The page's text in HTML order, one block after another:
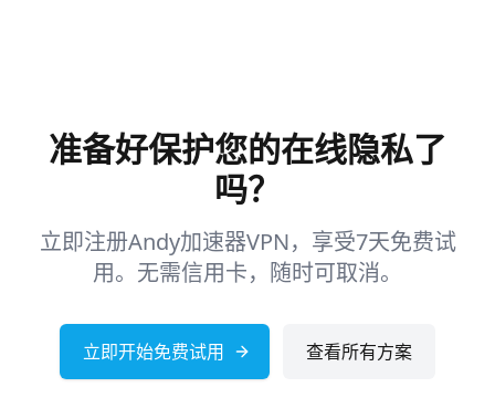
准备好保护您的在线隐私了
吗？
立即注册Andy加速器VPN，享受7天免费试
用。无需信用卡，随时可取消。
立即开始免费试用 查看所有方案